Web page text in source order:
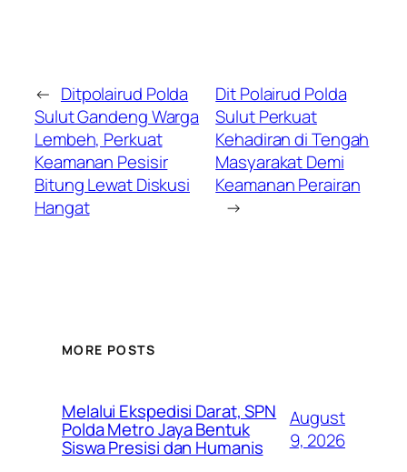
← Ditpolairud Polda
Sulut Gandeng Warga
Lembeh, Perkuat
Keamanan Pesisir
Bitung Lewat Diskusi
Hangat
Dit Polairud Polda
Sulut Perkuat
Kehadiran di Tengah
Masyarakat Demi
Keamanan Perairan
→
MORE POSTS
Melalui Ekspedisi Darat, SPN
Polda Metro Jaya Bentuk
Siswa Presisi dan Humanis
August
9, 2026